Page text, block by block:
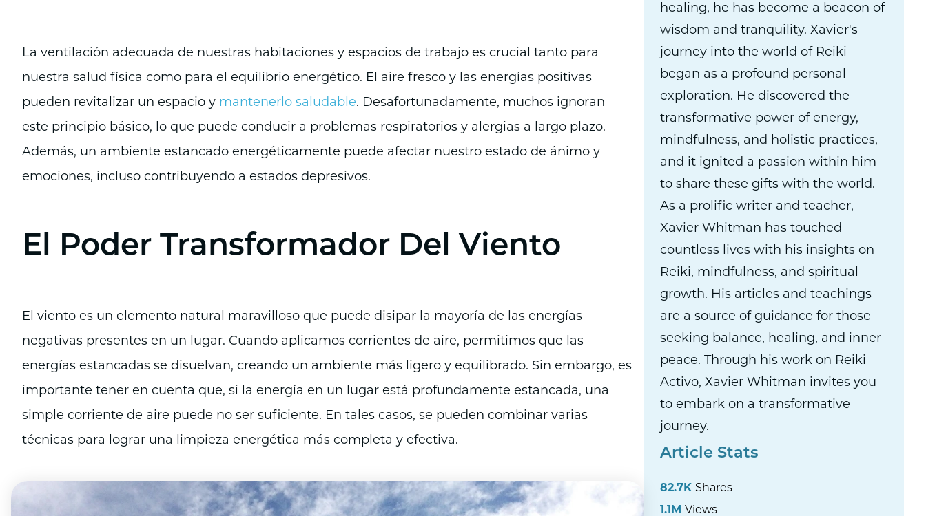
La ventilación adecuada de nuestras habitaciones y espacios de trabajo es crucial tanto para
nuestra salud física como para el equilibrio energético. El aire fresco y las energías positivas
pueden revitalizar un espacio y mantenerlo saludable. Desafortunadamente, muchos ignoran
este principio básico, lo que puede conducir a problemas respiratorios y alergias a largo plazo.
Además, un ambiente estancado energéticamente puede afectar nuestro estado de ánimo y
emociones, incluso contribuyendo a estados depresivos.
El Poder Transformador Del Viento
El viento es un elemento natural maravilloso que puede disipar la mayoría de las energías
negativas presentes en un lugar. Cuando aplicamos corrientes de aire, permitimos que las
energías estancadas se disuelvan, creando un ambiente más ligero y equilibrado. Sin embargo, es
importante tener en cuenta que, si la energía en un lugar está profundamente estancada, una
simple corriente de aire puede no ser suficiente. En tales casos, se pueden combinar varias
técnicas para lograr una limpieza energética más completa y efectiva.
healing, he has become a beacon of
wisdom and tranquility. Xavier's
journey into the world of Reiki
began as a profound personal
exploration. He discovered the
transformative power of energy,
mindfulness, and holistic practices,
and it ignited a passion within him
to share these gifts with the world.
As a prolific writer and teacher,
Xavier Whitman has touched
countless lives with his insights on
Reiki, mindfulness, and spiritual
growth. His articles and teachings
are a source of guidance for those
seeking balance, healing, and inner
peace. Through his work on Reiki
Activo, Xavier Whitman invites you
to embark on a transformative
journey.
Article Stats
82.7K Shares
1.1M Views